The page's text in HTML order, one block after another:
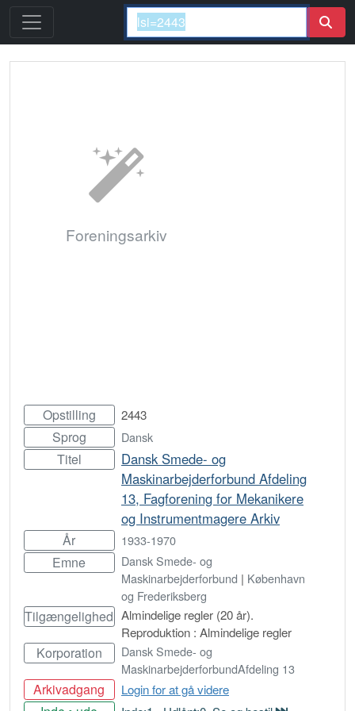
Foreningsarkiv
Opstilling 2443
Sprog Dansk
Titel
Dansk Smede- og
Maskinarbejderforbund Afdeling
13, Fagforening for Mekanikere
og Instrumentmagere Arkiv
År 1933-1970
Emne
Dansk Smede- og
Maskinarbejderforbund | København
og Frederiksberg
Tilgængelighed Almindelige regler (20 år).
Reproduktion : Almindelige regler
Korporation
Dansk Smede- og
MaskinarbejderforbundAfdeling 13
Arkivadgang Login for at gå videre